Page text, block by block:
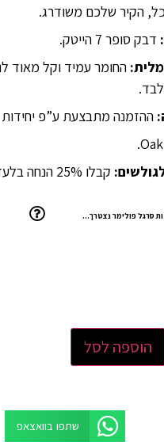
הקיר שלכם משודרג.
דבק סופר 7 הייטק.
החומר עמיד וקל מאוד
ההזמנה מתבצעת ע”פ יחידות
קבלו 25%
סרגל פולימר נצטרך…
הוספה לסל
שתפו בוואצאפ